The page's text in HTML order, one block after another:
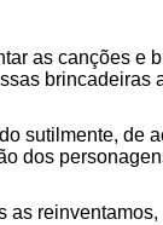
as canções e
sutilmente,
dos
as